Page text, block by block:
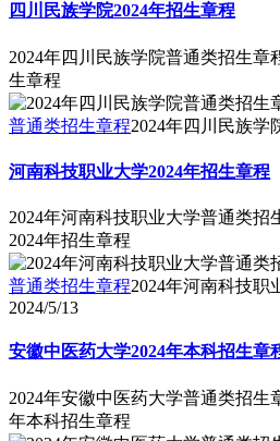
四川民族学院2024年招生章程
2024年四川民族学院普通类招生章
生章程
普通类招生章程2024年四川民族学
河南科技职业大学2024年招生章程
2024年河南科技职业大学普通类招
2024年招生章程
普通类招生章程2024年河南科技职
2024/5/13
安徽中医药大学2024年本科招生章
2024年安徽中医药大学普通类招生
年本科招生章程